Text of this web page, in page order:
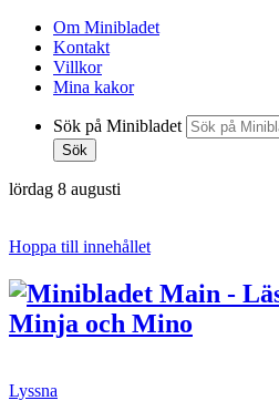
Om Minibladet
Kontakt
Villkor
Mina kakor
Sök på Minibladet
Sök
lördag 8 augusti
Hoppa till innehållet
Lyssna